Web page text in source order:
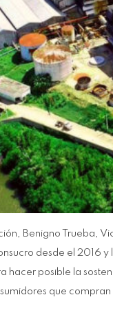
Benigno Trueba,
desde el 2016
hacer posible la
que